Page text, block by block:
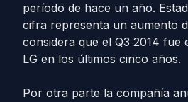
período de hace un año.
cifra representa un aumento
considera que el Q3 2014 fue
LG en los últimos cinco años.
Por otra parte la compañía